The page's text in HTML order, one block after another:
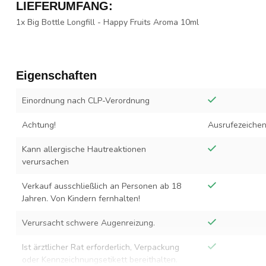
LIEFERUMFANG:
1x Big Bottle Longfill - Happy Fruits Aroma 10ml
Eigenschaften
Einordnung nach CLP-Verordnung
Achtung! Ausrufezeichen
Kann allergische Hautreaktionen
verursachen
Verkauf ausschließlich an Personen ab 18
Jahren. Von Kindern fernhalten!
Verursacht schwere Augenreizung.
Ist ärztlicher Rat erforderlich, Verpackung
oder Kennzeichnungsetikett bereithalten.